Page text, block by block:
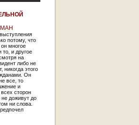
потому, что
многое
то, и другое
на
либо не
никогда этого
Он
все, то
и
сторон
доживут до
ни слова.